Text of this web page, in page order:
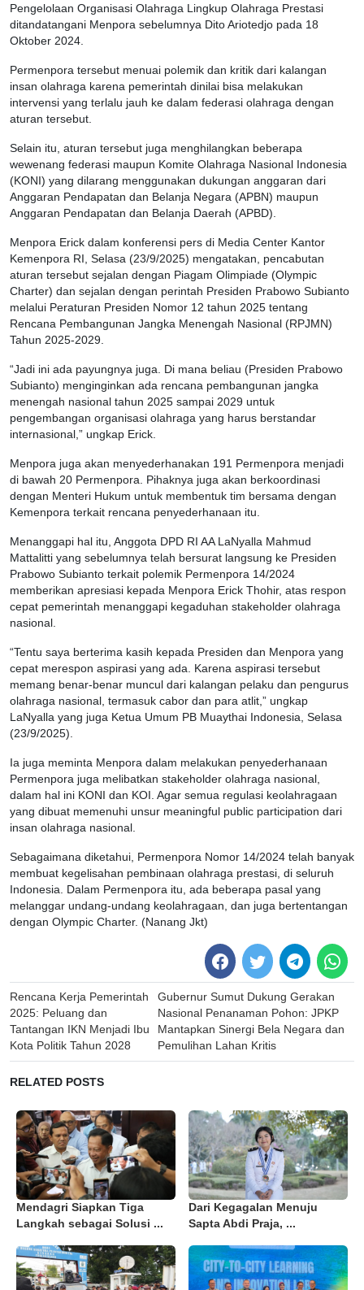
Pengelolaan Organisasi Olahraga Lingkup Olahraga Prestasi
ditandatangani Menpora sebelumnya Dito Ariotedjo pada 18
Oktober 2024.
Permenpora tersebut menuai polemik dan kritik dari kalangan
insan olahraga karena pemerintah dinilai bisa melakukan
intervensi yang terlalu jauh ke dalam federasi olahraga dengan
aturan tersebut.
Selain itu, aturan tersebut juga menghilangkan beberapa
wewenang federasi maupun Komite Olahraga Nasional Indonesia
(KONI) yang dilarang menggunakan dukungan anggaran dari
Anggaran Pendapatan dan Belanja Negara (APBN) maupun
Anggaran Pendapatan dan Belanja Daerah (APBD).
Menpora Erick dalam konferensi pers di Media Center Kantor
Kemenpora RI, Selasa (23/9/2025) mengatakan, pencabutan
aturan tersebut sejalan dengan Piagam Olimpiade (Olympic
Charter) dan sejalan dengan perintah Presiden Prabowo Subianto
melalui Peraturan Presiden Nomor 12 tahun 2025 tentang
Rencana Pembangunan Jangka Menengah Nasional (RPJMN)
Tahun 2025-2029.
“Jadi ini ada payungnya juga. Di mana beliau (Presiden Prabowo
Subianto) menginginkan ada rencana pembangunan jangka
menengah nasional tahun 2025 sampai 2029 untuk
pengembangan organisasi olahraga yang harus berstandar
internasional,” ungkap Erick.
Menpora juga akan menyederhanakan 191 Permenpora menjadi
di bawah 20 Permenpora. Pihaknya juga akan berkoordinasi
dengan Menteri Hukum untuk membentuk tim bersama dengan
Kemenpora terkait rencana penyederhanaan itu.
Menanggapi hal itu, Anggota DPD RI AA LaNyalla Mahmud
Mattalitti yang sebelumnya telah bersurat langsung ke Presiden
Prabowo Subianto terkait polemik Permenpora 14/2024
memberikan apresiasi kepada Menpora Erick Thohir, atas respon
cepat pemerintah menanggapi kegaduhan stakeholder olahraga
nasional.
“Tentu saya berterima kasih kepada Presiden dan Menpora yang
cepat merespon aspirasi yang ada. Karena aspirasi tersebut
memang benar-benar muncul dari kalangan pelaku dan pengurus
olahraga nasional, termasuk cabor dan para atlit,” ungkap
LaNyalla yang juga Ketua Umum PB Muaythai Indonesia, Selasa
(23/9/2025).
Ia juga meminta Menpora dalam melakukan penyederhanaan
Permenpora juga melibatkan stakeholder olahraga nasional,
dalam hal ini KONI dan KOI. Agar semua regulasi keolahragaan
yang dibuat memenuhi unsur meaningful public participation dari
insan olahraga nasional.
Sebagaimana diketahui, Permenpora Nomor 14/2024 telah banyak
membuat kegelisahan pembinaan olahraga prestasi, di seluruh
Indonesia. Dalam Permenpora itu, ada beberapa pasal yang
melanggar undang-undang keolahragaan, dan juga bertentangan
dengan Olympic Charter. (Nanang Jkt)
Post
navigation
Rencana Kerja Pemerintah
2025: Peluang dan
Tantangan IKN Menjadi Ibu
Kota Politik Tahun 2028
Gubernur Sumut Dukung Gerakan
Nasional Penanaman Pohon: JPKP
Mantapkan Sinergi Bela Negara dan
Pemulihan Lahan Kritis
RELATED POSTS
Mendagri Siapkan Tiga
Langkah sebagai Solusi ...
Dari Kegagalan Menuju
Sapta Abdi Praja, ...